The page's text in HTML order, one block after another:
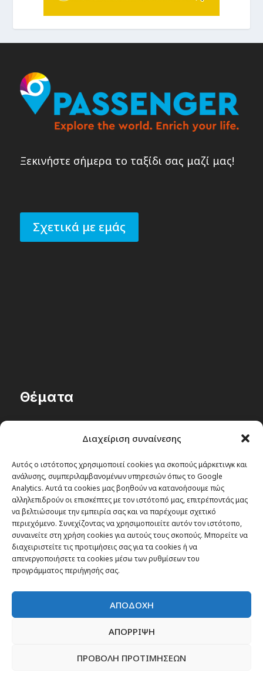
Διαχείριση συναίνεσης
Αυτός ο ιστότοπος χρησιμοποιεί cookies για σκοπούς μάρκετινγκ και
ανάλυσης, συμπεριλαμβανομένων υπηρεσιών όπως το Google
Analytics. Αυτά τα cookies μας βοηθούν να κατανοήσουμε πώς
αλληλεπιδρούν οι επισκέπτες με τον ιστότοπό μας, επιτρέποντάς μας
να βελτιώσουμε την εμπειρία σας και να παρέχουμε σχετικό
περιεχόμενο. Συνεχίζοντας να χρησιμοποιείτε αυτόν τον ιστότοπο,
συναινείτε στη χρήση cookies για αυτούς τους σκοπούς. Μπορείτε να
διαχειριστείτε τις προτιμήσεις σας για τα cookies ή να
απενεργοποιήσετε τα cookies μέσω των ρυθμίσεων του
προγράμματος περιήγησής σας.
ΑΠΟΔΟΧΗ
ΑΠΟΡΡΙΨΗ
ΠΡΟΒΟΛΗ ΠΡΟΤΙΜΗΣΕΩΝ
Ξεκινήστε σήμερα το ταξίδι σας μαζί μας!
Σχετικά με εμάς
Θέματα
Passenger στον κόσμο
TRAVEL NEWS
Οργάνωσε το ταξίδι σου
CITY and CULTURE
Newsletter